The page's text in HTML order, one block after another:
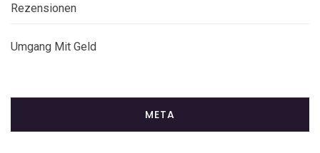
Rezensionen
Umgang Mit Geld
META